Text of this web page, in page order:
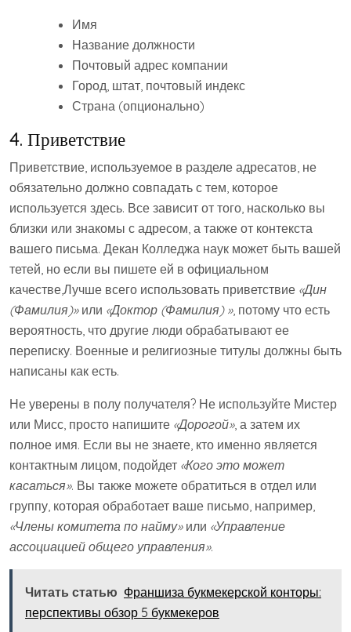
Имя
Название должности
Почтовый адрес компании
Город, штат, почтовый индекс
Страна (опционально)
4. Приветствие
Приветствие, используемое в разделе адресатов, не
обязательно должно совпадать с тем, которое
используется здесь. Все зависит от того, насколько вы
близки или знакомы с адресом, а также от контекста
вашего письма. Декан Колледжа наук может быть вашей
тетей, но если вы пишете ей в официальном
качестве,Лучше всего использовать приветствие «Дин
(Фамилия)»или «Доктор (Фамилия) », потому что есть
вероятность, что другие люди обрабатывают ее
переписку. Военные и религиозные титулы должны быть
написаны как есть.
Не уверены в полу получателя? Не используйте Мистер
или Мисс, просто напишите «Дорогой», а затем их
полное имя. Если вы не знаете, кто именно является
контактным лицом, подойдет «Кого это может
касаться». Вы также можете обратиться в отдел или
группу, которая обработает ваше письмо, например,
«Члены комитета по найму»или «Управление
ассоциацией общего управления».
Читать статью Франшиза букмекерской конторы:
перспективы обзор 5 букмекеров